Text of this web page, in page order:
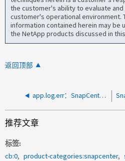
the customer's ability to evaluate
customer's operational environment.
information contained herein may be
the NetApp products discussed in
返回顶部
app.log.err：SnapCenter VMware OVA软件4.7：(0)错误：未找到SnapMirror目标
推荐文章
标签
cb:0
product-categories:snapcenter